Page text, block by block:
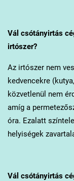
Vál csótányirtás
irtószer?
Az irtószer nem
kedvencekre
közvetlenül nem
amíg a
óra. Ezalatt
helyiségek
Vál csótányirtás